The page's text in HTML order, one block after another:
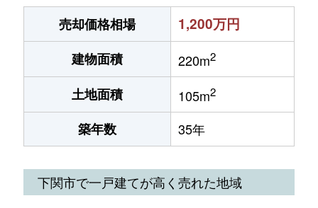
売却価格相場
1,200万円
建物面積 220m2
土地面積 105m2
築年数 35年
下関市で一戸建てが高く売れた地域